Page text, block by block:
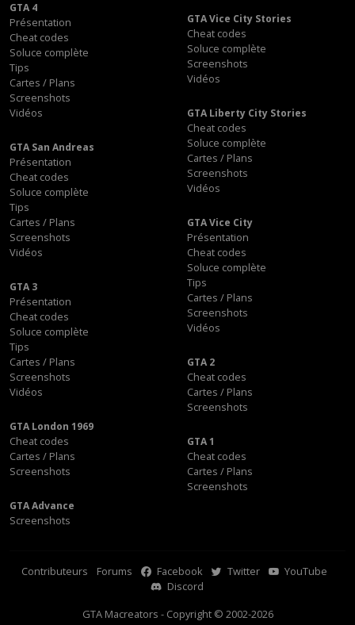
GTA 4
Présentation
Cheat codes
Soluce complète
Tips
Cartes / Plans
Screenshots
Vidéos
GTA Vice City Stories
Cheat codes
Soluce complète
Screenshots
Vidéos
GTA Liberty City Stories
Cheat codes
Soluce complète
Cartes / Plans
Screenshots
Vidéos
GTA San Andreas
Présentation
Cheat codes
Soluce complète
Tips
Cartes / Plans
Screenshots
Vidéos
GTA Vice City
Présentation
Cheat codes
Soluce complète
Tips
Cartes / Plans
Screenshots
Vidéos
GTA 3
Présentation
Cheat codes
Soluce complète
Tips
Cartes / Plans
Screenshots
Vidéos
GTA 2
Cheat codes
Cartes / Plans
Screenshots
GTA London 1969
Cheat codes
Cartes / Plans
Screenshots
GTA 1
Cheat codes
Cartes / Plans
Screenshots
GTA Advance
Screenshots
Contributeurs Forums Facebook Twitter
YouTube
Discord
GTA Macreators - Copyright © 2002-2026